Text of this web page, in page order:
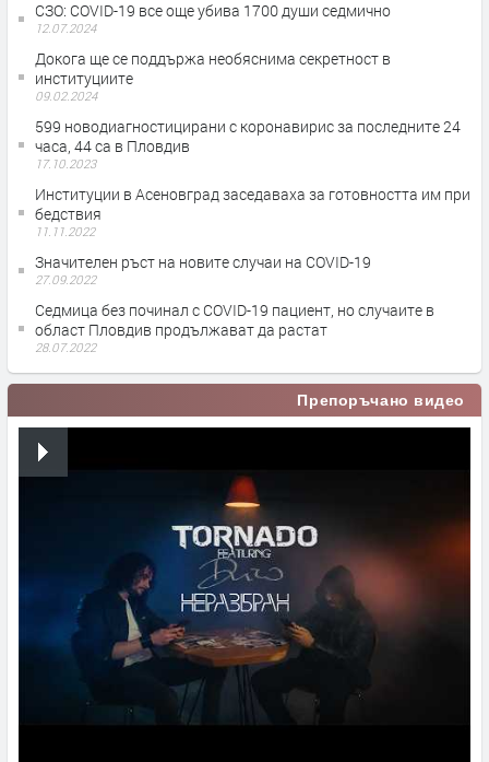
СЗО: COVID-19 все още убива 1700 души седмично
12.07.2024
Докога ще се поддържа необяснима секретност в
институциите
09.02.2024
599 новодиагностицирани с коронавирис за последните 24
часа, 44 са в Пловдив
17.10.2023
Институции в Асеновград заседаваха за готовността им при
бедствия
11.11.2022
Значителен ръст на новите случаи на COVID-19
27.09.2022
Седмица без починал с COVID-19 пациент, но случаите в
област Пловдив продължават да растат
28.07.2022
Препоръчано видео